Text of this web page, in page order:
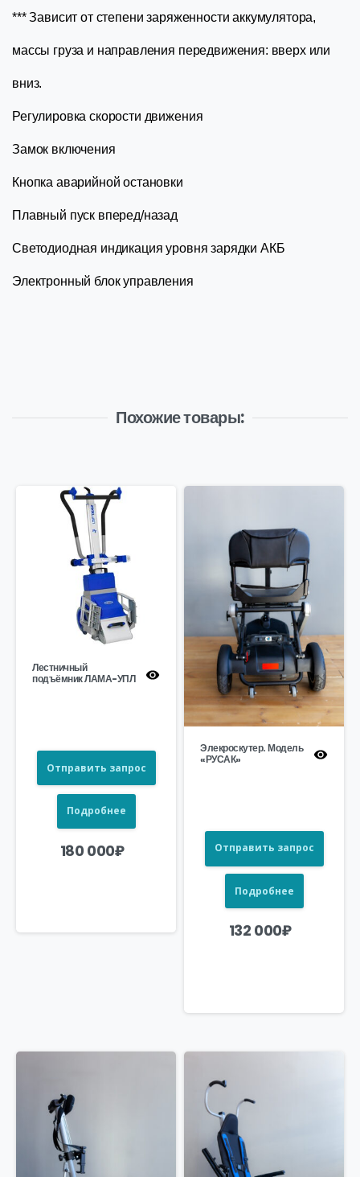
*** Зависит от степени заряженности аккумулятора,
массы груза и направления передвижения: вверх или
вниз.
Регулировка скорости движения
Замок включения
Кнопка аварийной остановки
Плавный пуск вперед/назад
Светодиодная индикация уровня зарядки АКБ
Электронный блок управления
Похожие товары:
Лестничный
подъёмник ЛАМА-УПЛ
Отправить запрос
Подробнее
180 000₽
Элекроскутер. Модель
«РУСАК»
Отправить запрос
Подробнее
132 000₽